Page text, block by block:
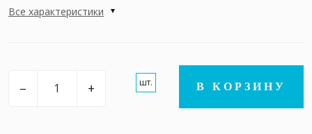
Все характеристики
– + шт. В КОРЗИНУ